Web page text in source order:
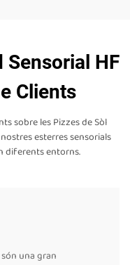
Sensorial HF
Clients
sobre les Pizzes de Sòl
esterres sensorials
diferents entorns.
una gran